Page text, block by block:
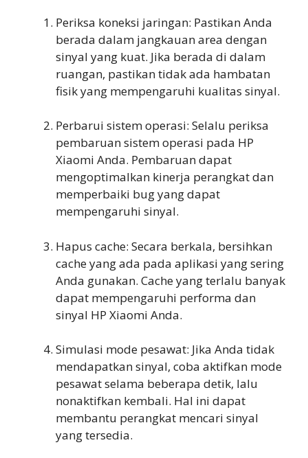
Periksa koneksi jaringan: Pastikan Anda
berada dalam jangkauan area dengan
sinyal yang kuat. Jika berada di dalam
ruangan, pastikan tidak ada hambatan
fisik yang mempengaruhi kualitas sinyal.
Perbarui sistem operasi: Selalu periksa
pembaruan sistem operasi pada HP
Xiaomi Anda. Pembaruan dapat
mengoptimalkan kinerja perangkat dan
memperbaiki bug yang dapat
mempengaruhi sinyal.
Hapus cache: Secara berkala, bersihkan
cache yang ada pada aplikasi yang sering
Anda gunakan. Cache yang terlalu banyak
dapat mempengaruhi performa dan
sinyal HP Xiaomi Anda.
Simulasi mode pesawat: Jika Anda tidak
mendapatkan sinyal, coba aktifkan mode
pesawat selama beberapa detik, lalu
nonaktifkan kembali. Hal ini dapat
membantu perangkat mencari sinyal
yang tersedia.